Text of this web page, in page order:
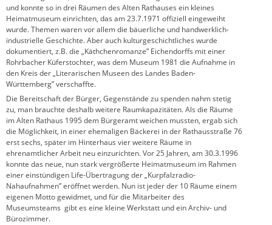
und konnte so in drei Räumen des Alten Rathauses ein kleines
Heimatmuseum einrichten, das am 23.7.1971 offiziell eingeweiht
wurde. Themen waren vor allem die bäuerliche und handwerklich-
industrielle Geschichte. Aber auch kulturgeschichtliches wurde
dokumentiert, z.B. die „Käthchenromanze” Eichendorffs mit einer
Rohrbacher Küferstochter, was dem Museum 1981 die Aufnahme in
den Kreis der „Literarischen Museen des Landes Baden-
Württemberg” verschaffte.
Die Bereitschaft der Bürger, Gegenstände zu spenden nahm stetig
zu, man brauchte deshalb weitere Raumkapazitäten. Als die Räume
im Alten Rathaus 1995 dem Bürgeramt weichen mussten, ergab sich
die Möglichkeit, in einer ehemaligen Bäckerei in der Rathausstraße 76
erst sechs, später im Hinterhaus vier weitere Räume in
ehrenamtlicher Arbeit neu einzurichten. Vor 25 Jahren, am 30.3.1996
konnte das neue, nun stark vergrößerte Heimatmuseum im Rahmen
einer einstündigen Life-Übertragung der „Kurpfalzradio-
Nahaufnahmen” eröffnet werden. Nun ist jeder der 10 Räume einem
eigenen Motto gewidmet, und für die Mitarbeiter des
Museumsteams gibt es eine kleine Werkstatt und ein Archiv- und
Bürozimmer.